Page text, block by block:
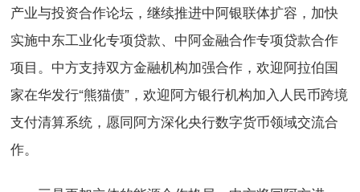
产业与投资合作论坛，继续推进中阿银联体扩容，加快
实施中东工业化专项贷款、中阿金融合作专项贷款合作
项目。中方支持双方金融机构加强合作，欢迎阿拉伯国
家在华发行“熊猫债”，欢迎阿方银行机构加入人民币跨境
支付清算系统，愿同阿方深化央行数字货币领域交流合
作。